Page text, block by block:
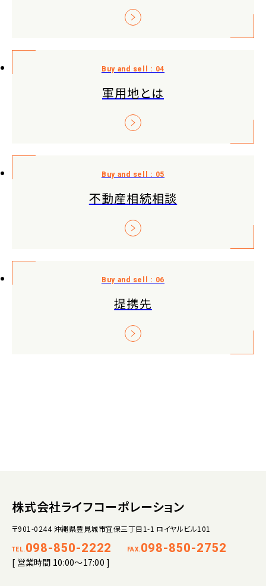
軍用地とは
不動産相続相談
提携先
株式会社ライフコーポレーション
〒901-0244 沖縄県豊見城市宜保三丁目1-1 ロイヤルビル101
TEL. 098-850-2222 FAX. 098-850-2752
[ 営業時間 10:00～17:00 ]